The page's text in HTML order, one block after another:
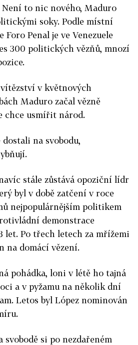
to nic nového, Maduro
soky. Podle místní
Penal je ve Venezuele
300 politických vězňů, mnozí
v květnových
Maduro začal vězně
chce usmířit národ.
na svobodu,
stále zůstává opoziční lídr
byl v době zatčení v roce
nejpopulárnějším politikem
demonstrace
let. Po třech letech za mřížemi
na domácí vězení.
pohádka, loni v létě ho tajná
a v pyžamu na několik dní
Letos byl López nominován
si po nezdařeném